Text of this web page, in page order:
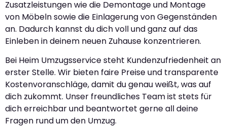
Zusatzleistungen wie die Demontage und Montage
von Möbeln sowie die Einlagerung von Gegenständen
an. Dadurch kannst du dich voll und ganz auf das
Einleben in deinem neuen Zuhause konzentrieren.
Bei Heim Umzugsservice steht Kundenzufriedenheit an
erster Stelle. Wir bieten faire Preise und transparente
Kostenvoranschläge, damit du genau weißt, was auf
dich zukommt. Unser freundliches Team ist stets für
dich erreichbar und beantwortet gerne all deine
Fragen rund um den Umzug.